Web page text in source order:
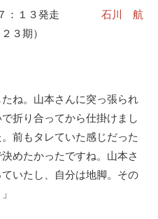
７：１３発走 石川 航
２３期）
ね。山本さんに突っ張られ
折り合ってから仕掛けまし
前もタレていた感じだった
めたかったですね。山本さ
いたし、自分は地脚。その